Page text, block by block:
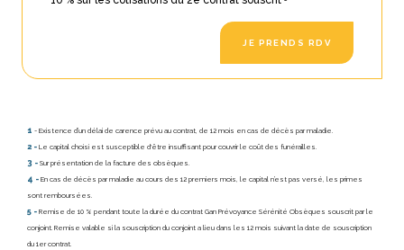
JE PRENDS RDV
1 - Existence d’un délai de carence prévu au contrat, de 12 mois en cas de décès par maladie.
2 - Le capital choisi est susceptible d'être insuffisant pour couvrir le coût des funérailles.
3 - Sur présentation de la facture des obsèques.
4 - En cas de décès par maladie au cours des 12 premiers mois, le capital n’est pas versé, les primes
sont remboursées.
5 - Remise de 10 % pendant toute la durée du contrat Gan Prévoyance Sérénité Obsèques souscrit par le
conjoint. Remise valable si la souscription du conjoint a lieu dans les 12 mois suivant la date de souscription
du 1er contrat.